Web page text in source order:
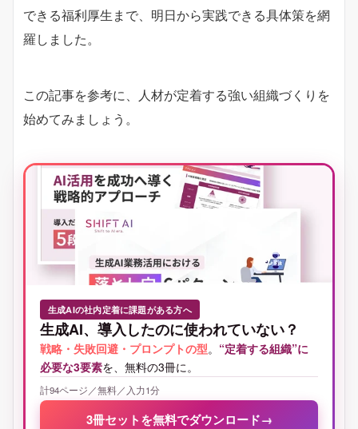
できる福利厚生まで、明日から実践できる具体策を網
羅しました。
この記事を参考に、人材が定着する強い組織づくりを
始めてみましょう。
生成AIの社内定着に課題がある方へ
生成AI、導入したのに使われていない？
戦略・失敗回避・プロンプトの型。 “定着する組織”に
必要な3要素を、無料の3冊に。
計94ページ／無料／入力1分
3冊セットを無料でダウンロード→